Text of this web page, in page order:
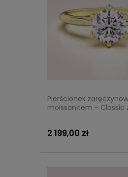
Pierścionek
moissanitem - Classic
2 199,00 zł